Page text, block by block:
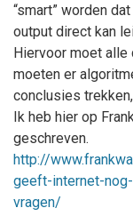
“smart” worden
output direct kan
Hiervoor moet alle
moeten er
conclusies
Ik heb hier op
geschreven.
http://
geeft-internet-
vragen/